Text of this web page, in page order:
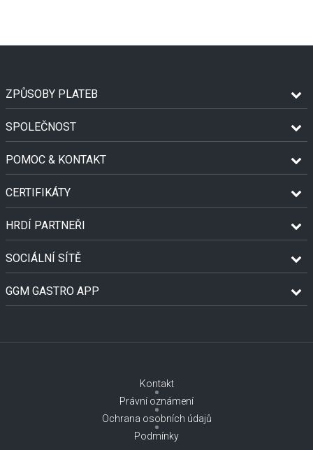
ZPŮSOBY PLATEB
SPOLEČNOST
POMOC & KONTAKT
CERTIFIKÁTY
HRDÍ PARTNEŘI
SOCIÁLNÍ SÍTĚ
GGM GASTRO APP
Kontakt
Právní oznámení
Ochrana osobních údajů
Podmínky